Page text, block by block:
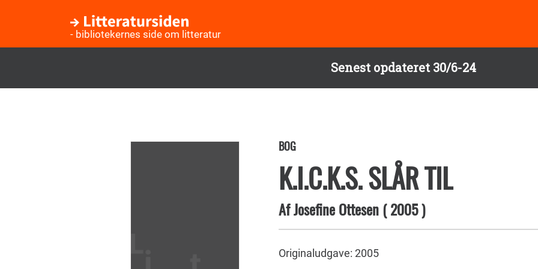
Senest opdateret 30/6-24
- bibliotekernes side om litteratur
BOG
K.I.C.K.S. SLÅR TIL
AfJosefine Ottesen(2005)
Originaludgave: 2005